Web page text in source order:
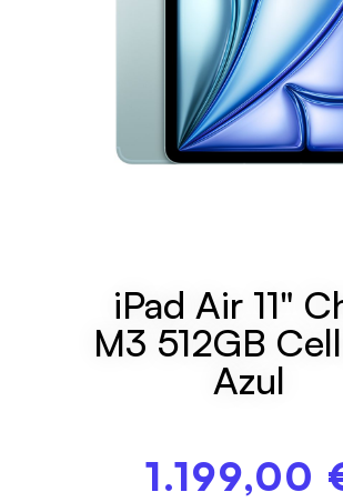
iPad Air 11"
M3 512GB
Azul
1.199,00